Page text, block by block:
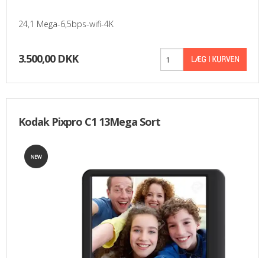
24,1 Mega-6,5bps-wifi-4K
3.500,00 DKK
Kodak Pixpro C1 13Mega Sort